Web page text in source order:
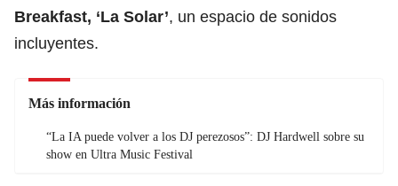
Breakfast, ‘La Solar’, un espacio de sonidos
incluyentes.
Más información
“La IA puede volver a los DJ perezosos”: DJ Hardwell sobre su
show en Ultra Music Festival